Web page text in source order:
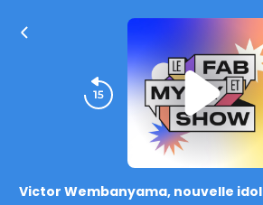
Victor Wembanyama, nouvelle